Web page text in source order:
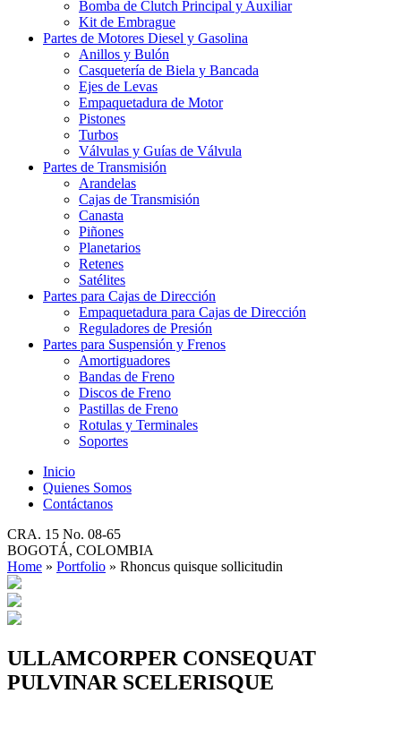
Bomba de Clutch Principal y Auxiliar
Kit de Embrague
Partes de Motores Diesel y Gasolina
Anillos y Bulón
Casquetería de Biela y Bancada
Ejes de Levas
Empaquetadura de Motor
Pistones
Turbos
Válvulas y Guías de Válvula
Partes de Transmisión
Arandelas
Cajas de Transmisión
Canasta
Piñones
Planetarios
Retenes
Satélites
Partes para Cajas de Dirección
Empaquetadura para Cajas de Dirección
Reguladores de Presión
Partes para Suspensión y Frenos
Amortiguadores
Bandas de Freno
Discos de Freno
Pastillas de Freno
Rotulas y Terminales
Soportes
Inicio
Quienes Somos
Contáctanos
CRA. 15 No. 08-65
BOGOTÁ, COLOMBIA
Home » Portfolio » Rhoncus quisque sollicitudin
ULLAMCORPER CONSEQUAT
PULVINAR SCELERISQUE